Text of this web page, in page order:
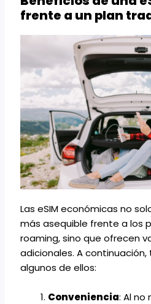
frente a un plan
Las eSIM económicas no
más asequible frente a los
roaming, sino que ofrecen
adicionales. A
algunos de ellos:
Conveniencia: Al